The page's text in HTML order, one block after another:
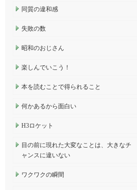
同質の違和感
失敗の数
昭和のおじさん
楽しんでいこう！
本を読むことで得られること
何かあるから面白い
H3ロケット
目の前に現れた大変なことは、大きなチ
ャンスに違いない
ワクワクの瞬間